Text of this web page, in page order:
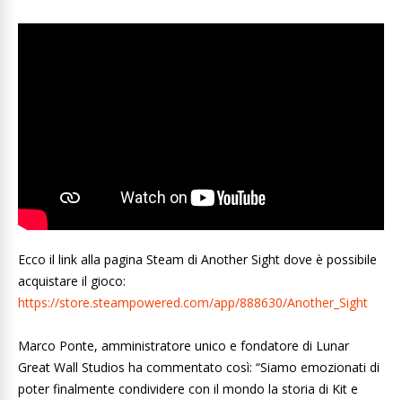
Ecco il link alla pagina Steam di Another Sight dove è possibile
acquistare il gioco:
https://store.steampowered.com/app/888630/Another_Sight
Marco Ponte, amministratore unico e fondatore di Lunar
Great Wall Studios ha commentato così: “Siamo emozionati di
poter finalmente condividere con il mondo la storia di Kit e